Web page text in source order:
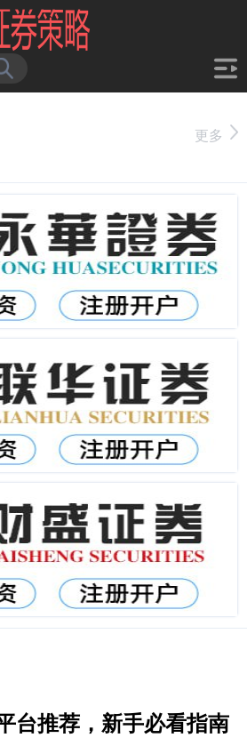
更多
台推荐，新手必看指南